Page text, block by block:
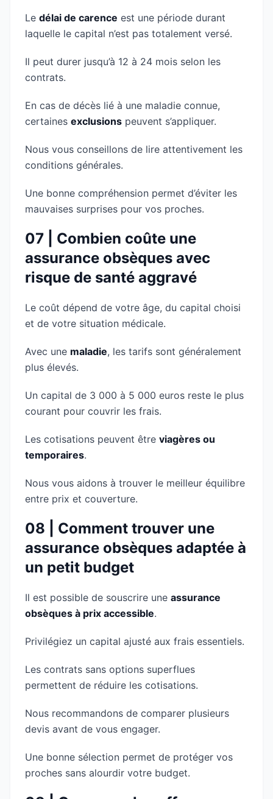
Le délai de carence est une période durant
laquelle le capital n’est pas totalement versé.
Il peut durer jusqu’à 12 à 24 mois selon les
contrats.
En cas de décès lié à une maladie connue,
certaines exclusions peuvent s’appliquer.
Nous vous conseillons de lire attentivement les
conditions générales.
Une bonne compréhension permet d’éviter les
mauvaises surprises pour vos proches.
07 | Combien coûte une
assurance obsèques avec
risque de santé aggravé
Le coût dépend de votre âge, du capital choisi
et de votre situation médicale.
Avec une maladie, les tarifs sont généralement
plus élevés.
Un capital de 3 000 à 5 000 euros reste le plus
courant pour couvrir les frais.
Les cotisations peuvent être viagères ou
temporaires.
Nous vous aidons à trouver le meilleur équilibre
entre prix et couverture.
08 | Comment trouver une
assurance obsèques adaptée à
un petit budget
Il est possible de souscrire une assurance
obsèques à prix accessible.
Privilégiez un capital ajusté aux frais essentiels.
Les contrats sans options superflues
permettent de réduire les cotisations.
Nous recommandons de comparer plusieurs
devis avant de vous engager.
Une bonne sélection permet de protéger vos
proches sans alourdir votre budget.